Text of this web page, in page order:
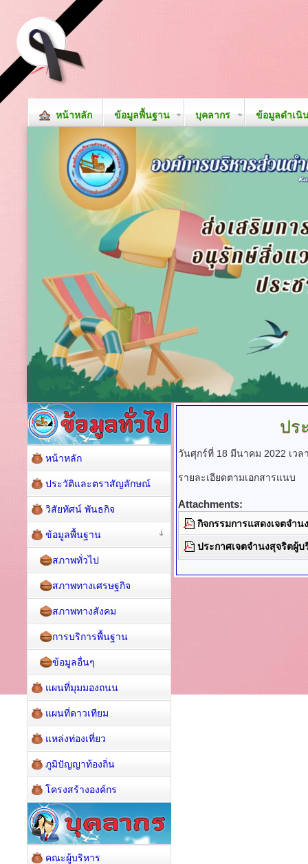
หน้าหลัก ข้อมูลพื้นฐาน บุคลากร ข้อมูลดำเนิ
ปร
วันศุกร์ที่ 18 มีนาคม 2022 เว
รายละเอียดตามเอกสารแนบ
Attachments:
กิจกรรมการแสดงเจตจำ
ประกาศเจตจำนงสุจริตผู้
หน้าหลัก
ประวัติและตราสัญลักษณ์
วิสัยทัศน์ พันธกิจ
ข้อมูลพื้นฐาน
สภาพทั่วไป
สภาพทางเศรษฐกิจ
สภาพทางสังคม
การบริการพื้นฐาน
ข้อมูลอื่นๆ
แผนที่มุมมองถนน
แผนที่ดาวเทียม
แหล่งท่องเที่ยว
ภูมิปัญญาท้องถิ่น
โครงสร้างองค์กร
คณะผู้บริหาร